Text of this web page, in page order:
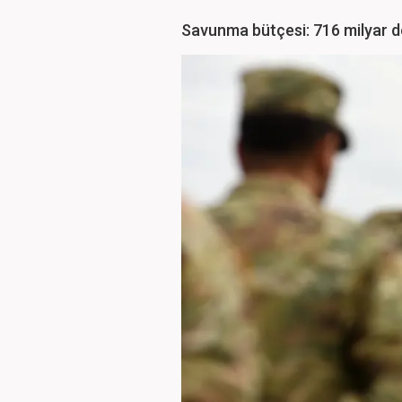
Savunma bütçesi: 716 milyar